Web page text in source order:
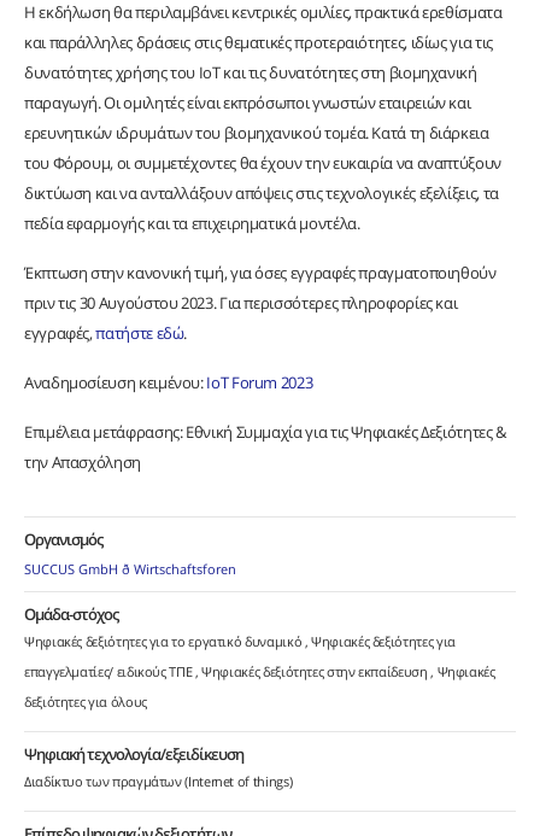
Η εκδήλωση θα περιλαμβάνει κεντρικές ομιλίες, πρακτικά ερεθίσματα
και παράλληλες δράσεις στις θεματικές προτεραιότητες, ιδίως για τις
δυνατότητες χρήσης του IoT και τις δυνατότητες στη βιομηχανική
παραγωγή. Οι ομιλητές είναι εκπρόσωποι γνωστών εταιρειών και
ερευνητικών ιδρυμάτων του βιομηχανικού τομέα. Κατά τη διάρκεια
του Φόρουμ, οι συμμετέχοντες θα έχουν την ευκαιρία να αναπτύξουν
δικτύωση και να ανταλλάξουν απόψεις στις τεχνολογικές εξελίξεις, τα
πεδία εφαρμογής και τα επιχειρηματικά μοντέλα.
Έκπτωση στην κανονική τιμή, για όσες εγγραφές πραγματοποιηθούν
πριν τις 30 Αυγούστου 2023. Για περισσότερες πληροφορίες και
εγγραφές,πατήστε εδώ.
Αναδημοσίευση κειμένου:IoT Forum 2023
Επιμέλεια μετάφρασης: Εθνική Συμμαχία για τις Ψηφιακές Δεξιότητες &
την Απασχόληση
Οργανισμός
SUCCUS GmbH ð Wirtschaftsforen
Ομάδα-στόχος
Ψηφιακές δεξιότητες για το εργατικό δυναμικό Ψηφιακές δεξιότητες για
επαγγελματίες/ ειδικούς ΤΠΕ Ψηφιακές δεξιότητες στην εκπαίδευση Ψηφιακές
δεξιότητες για όλους
Ψηφιακή τεχνολογία/εξειδίκευση
Διαδίκτυο των πραγμάτων (Internet of things)